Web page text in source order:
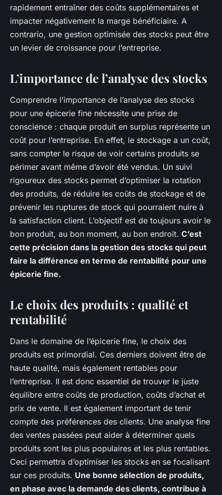
rapidement entraîner des coûts supplémentaires et
impacter négativement la marge bénéficiaire. A
contrario, une gestion optimisée des stocks peut être
un levier de croissance pour l’entreprise.
L’importance de l’analyse des stocks
Comprendre l’importance de l’analyse des stocks
pour une épicerie fine nécessite une prise de
conscience : chaque produit en surplus représente un
coût pour l’entreprise. En effet, le stockage a un coût,
sans compter le risque de voir certains produits se
périmer avant même d’avoir été vendus. Un suivi
rigoureux des stocks permet d’optimiser la rotation
des produits, de réduire les coûts de stockage et de
prévenir les ruptures de stock qui pourraient nuire à
la satisfaction client. L’objectif est de toujours avoir le
bon produit, au bon moment, au bon endroit. C’est
cette précision dans la gestion des stocks qui peut
faire la différence en terme de rentabilité pour une
épicerie fine.
Le choix des produits : qualité et
rentabilité
Dans le domaine de l’épicerie fine, le choix des
produits est primordial. Ces derniers doivent être de
haute qualité, mais également rentables pour
l’entreprise. Il est donc essentiel de trouver le juste
équilibre entre coûts de production, coûts d’achat et
prix de vente. Il est également important de tenir
compte des préférences des clients. Une analyse fine
des ventes passées peut aider à déterminer quels
produits sont les plus populaires et les plus rentables.
Ceci permettra d’optimiser les stocks en se focalisant
sur ces produits. Une bonne sélection de produits,
en phase avec la demande des clients, contribue à